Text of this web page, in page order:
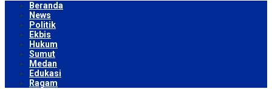
Beranda
News
Politik
Ekbis
Hukum
Sumut
Medan
Edukasi
Ragam